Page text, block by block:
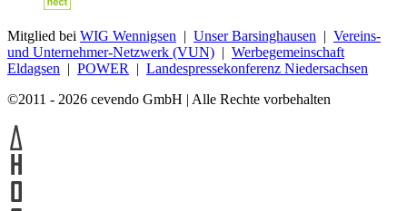
Mitglied bei WIG Wennigsen | Unser Barsinghausen | Vereins-
und Unternehmer-Netzwerk (VUN) | Werbegemeinschaft
Eldagsen | POWER | Landespressekonferenz Niedersachsen
©2011 - 2026 cevendo GmbH | Alle Rechte vorbehalten